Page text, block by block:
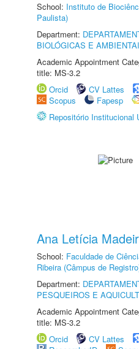
School: Instituto de
Paulista)
Department:
BIOLÓGICAS E
Academic Appointment
title: MS-3.2
Orcid
CV Lattes
Scopus
Fapesp
Repositório Institucional
Ana Letícia
School: Faculdade de
Ribeira (Câmpus de
Department:
PESQUEIROS E
Academic Appointment
title: MS-3.2
Orcid
CV Lattes